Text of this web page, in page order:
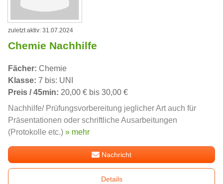
zuletzt aktiv: 31.07.2024
Chemie Nachhilfe
Fächer: Chemie
Klasse: 7 bis: UNI
Preis / 45min: 20,00 € bis 30,00 €
Nachhilfe/ Prüfungsvorbereitung jeglicher Art auch für
Präsentationen oder schriftliche Ausarbeitungen
(Protokolle etc.) » mehr
Nachricht
Details